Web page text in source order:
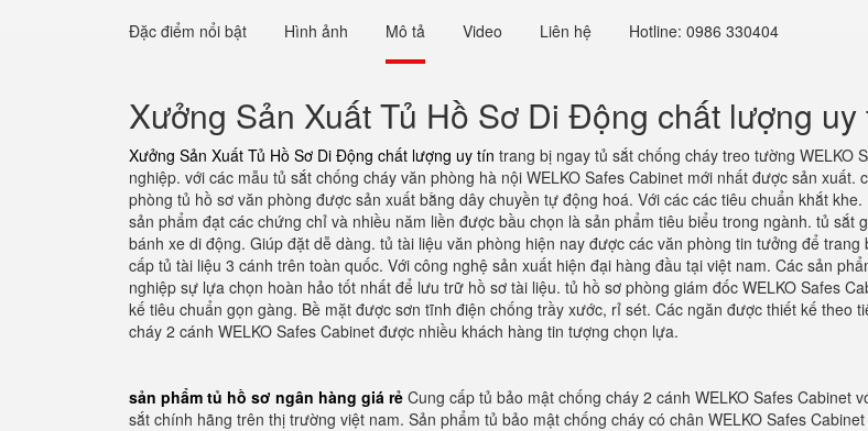
Đặc điểm nổi bật Hình ảnh Mô tả Video Liên hệ Hotline: 0986 330404
Xưởng Sản Xuất Tủ Hồ Sơ Di Động chất lượng uy
Xưởng Sản Xuất Tủ Hồ Sơ Di Động chất lượng uy tín trang bị ngay tủ sắt chống cháy treo tường WELKO
nghiệp. với các mẫu tủ sắt chống cháy văn phòng hà nội WELKO Safes Cabinet mới nhất được sản
phòng tủ hồ sơ văn phòng được sản xuất bằng dây chuyền tự động hoá. Với các các tiêu chuẩn khắt
sản phẩm đạt các chứng chỉ và nhiều năm liền được bầu chọn là sản phẩm tiêu biểu trong ngành. tủ
bánh xe di động. Giúp đặt dễ dàng. tủ tài liệu văn phòng hiện nay được các văn phòng tin tưởng để
cấp tủ tài liệu 3 cánh trên toàn quốc. Với công nghệ sản xuất hiện đại hàng đầu tại việt nam. Các sản
nghiệp sự lựa chọn hoàn hảo tốt nhất để lưu trữ hồ sơ tài liệu. tủ hồ sơ phòng giám đốc WELKO Safes
kế tiêu chuẩn gọn gàng. Bề mặt được sơn tĩnh điện chống trầy xước, rỉ sét. Các ngăn được thiết kế theo
cháy 2 cánh WELKO Safes Cabinet được nhiều khách hàng tin tượng chọn lựa.
sản phẩm tủ hồ sơ ngân hàng giá rẻ Cung cấp tủ bảo mật chống cháy 2 cánh WELKO Safes
sắt chính hãng trên thị trường việt nam. Sản phẩm tủ bảo mật chống cháy có chân WELKO Safes